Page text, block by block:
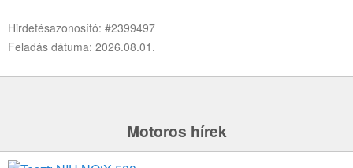
Hirdetésazonosító: #2399497
Feladás dátuma: 2026.08.01.
Motoros hírek